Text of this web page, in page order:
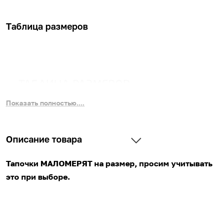
Таблица размеров
Показать полностью....
Описание товара
Тапочки МАЛОМЕРЯТ на размер, просим учитывать
это при выборе.